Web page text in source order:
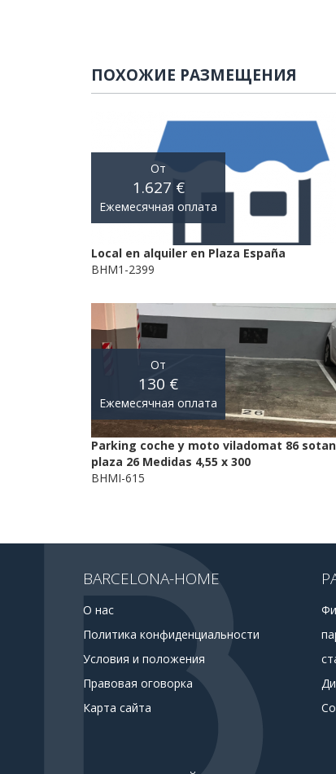
ПОХОЖИЕ РАЗМЕЩЕНИЯ
От
1.627 €
Ежемесячная оплата
Local en alquiler en Plaza España
BHM1-2399
От
130 €
Ежемесячная оплата
Parking coche y moto viladomat 86
plaza 26 Medidas 4,55 x 300
BHMI-615
BARCELONA-HOME
О нас
Политика конфиденциальности
Условия и положения
Правовая оговорка
Карта сайта